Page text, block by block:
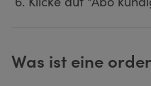
Was ist eine